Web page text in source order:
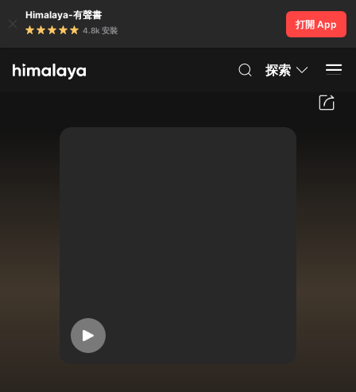
Himalaya-有聲書
4.8k 安裝
打開 App
探索